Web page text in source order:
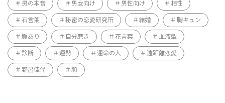
男の本音 男女向け 男性向け 相性
石言葉 秘密の恋愛研究所 結婚 胸キュン
脈あり 自分磨き 花言葉 血液型
診断 運勢 運命の人 遠距離恋愛
野呂佳代 顔